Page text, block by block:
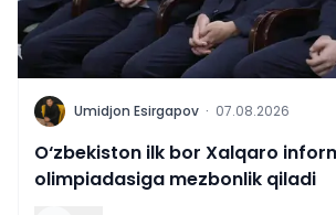
U Umidjon Esirgapov · 07.08.2026
O‘zbekiston ilk bor Xalqaro
olimpiadasiga mezbonlik qiladi